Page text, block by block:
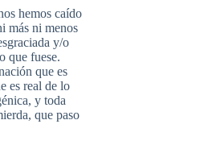
hemos caído
más ni menos
y/o
que fuese.
que es
es real de lo
y toda
que paso